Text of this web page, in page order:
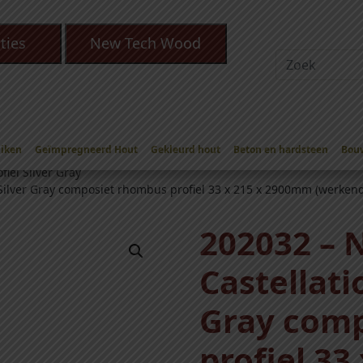
New Tech Wood
Geïmpregneerd Hout Gekleurd hout Beton en hardsteen
/NewTechWood Rhombus Silver Gray/
Silver Gray
Gray composiet rhombus profiel 33 x 215 x 2900mm
202032 –
Gray